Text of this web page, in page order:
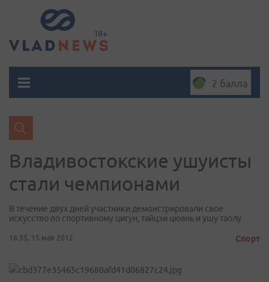
2 балла
Владивостокские ушуисты
стали чемпионами
В течение двух дней участники демонстрировали свое
искусство по спортивному цигун, тайцзи цюань и ушу таолу
16:35, 15 мая 2012 Спорт